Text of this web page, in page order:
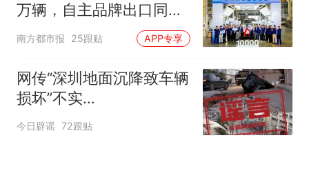
万辆，自主品牌出口同比
增130%
南方都市报 25跟贴 APP专享
网传“深圳地面沉降致车辆
损坏”不实
（2026·08·06）
今日辟谣 72跟贴